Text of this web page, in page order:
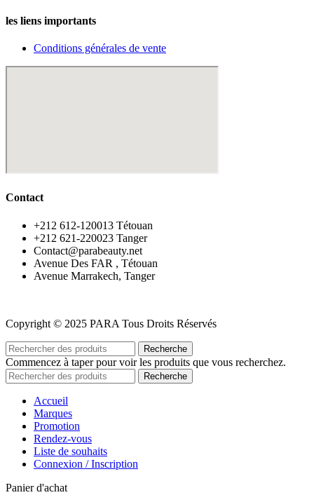
les liens importants
Conditions générales de vente
Contact
‪+212 612-120013 Tétouan
‪+212 621-220023 Tanger
Contact@parabeauty.net
Avenue Des FAR , Tétouan
Avenue Marrakech, Tanger
Copyright © 2025 PARA Tous Droits Réservés
Recherche
Commencez à taper pour voir les produits que vous recherchez.
Recherche
Accueil
Marques
Promotion
Rendez-vous
Liste de souhaits
Connexion / Inscription
Panier d'achat